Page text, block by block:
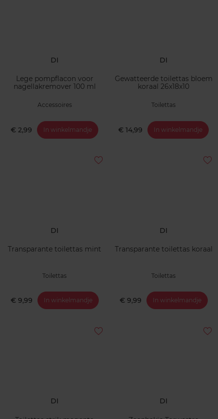
DI
Lege pompflacon voor
nagellakremover 100 ml
Accessoires
€ 2,99 In winkelmandje
DI
Gewatteerde toilettas bloem
koraal 26x18x10
Toilettas
€ 14,99 In winkelmandje
DI
Transparante toilettas mint
Toilettas
€ 9,99 In winkelmandje
DI
Transparante toilettas koraal
Toilettas
€ 9,99 In winkelmandje
DI DI